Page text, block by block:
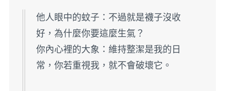
他人眼中的蚊子：不過就是襪子沒收
好，為什麼你要這麼生氣？
你內心裡的大象：維持整潔是我的日
常，你若重視我，就不會破壞它。